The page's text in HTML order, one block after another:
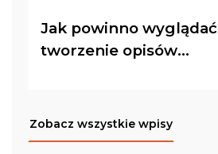
Jak powinno wyglądać
tworzenie opisów
uwagi Klienta!
Zobacz wszystkie wpisy